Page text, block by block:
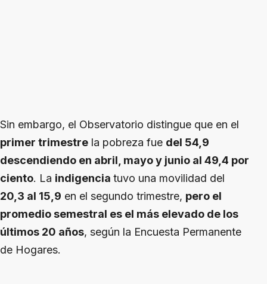
Sin embargo, el Observatorio distingue que en el
primer trimestre la pobreza fue del 54,9
descendiendo en abril, mayo y junio al 49,4 por
ciento. La indigencia tuvo una movilidad del
20,3 al 15,9 en el segundo trimestre, pero el
promedio semestral es el más elevado de los
últimos 20 años, según la Encuesta Permanente
de Hogares.